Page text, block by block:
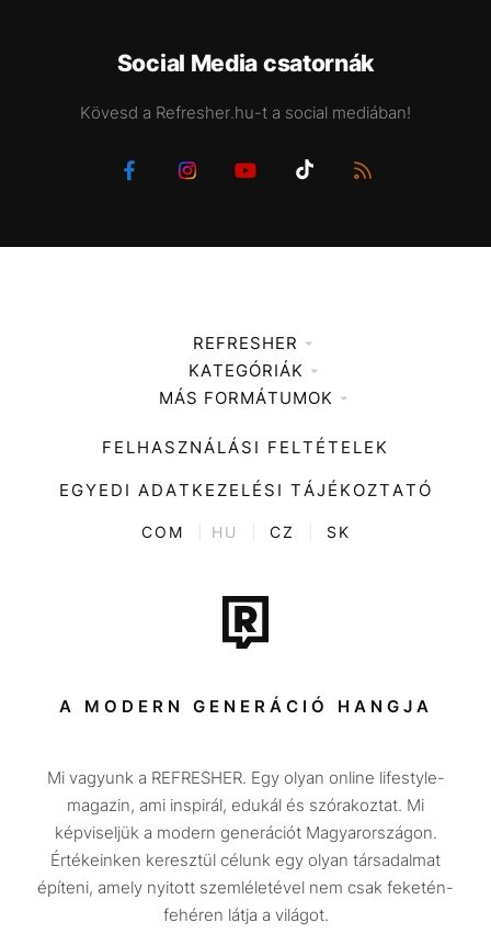
Social Media csatornák
Kövesd a Refresher.hu-t a social mediában!
REFRESHER
Médiaajánlat
KATEGÓRIÁK
Zene
Divat
Kultúra
ENTR
Tech-Tudomány
Sport
Társadalom
Utazás
Életmód
Design
Beszélgetések
MÁS FORMÁTUMOK
FELHASZNÁLÁSI FELTÉTELEK
EGYEDI ADATKEZELÉSI TÁJÉKOZTATÓ
COM HU CZ SK
A MODERN GENERÁCIÓ HANGJA
Mi vagyunk a REFRESHER. Egy olyan online lifestyle-
magazin, ami inspirál, edukál és szórakoztat. Mi
képviseljük a modern generációt Magyarországon.
Értékeinken keresztül célunk egy olyan társadalmat
építeni, amely nyitott szemléletével nem csak feketén-
fehéren látja a világot.